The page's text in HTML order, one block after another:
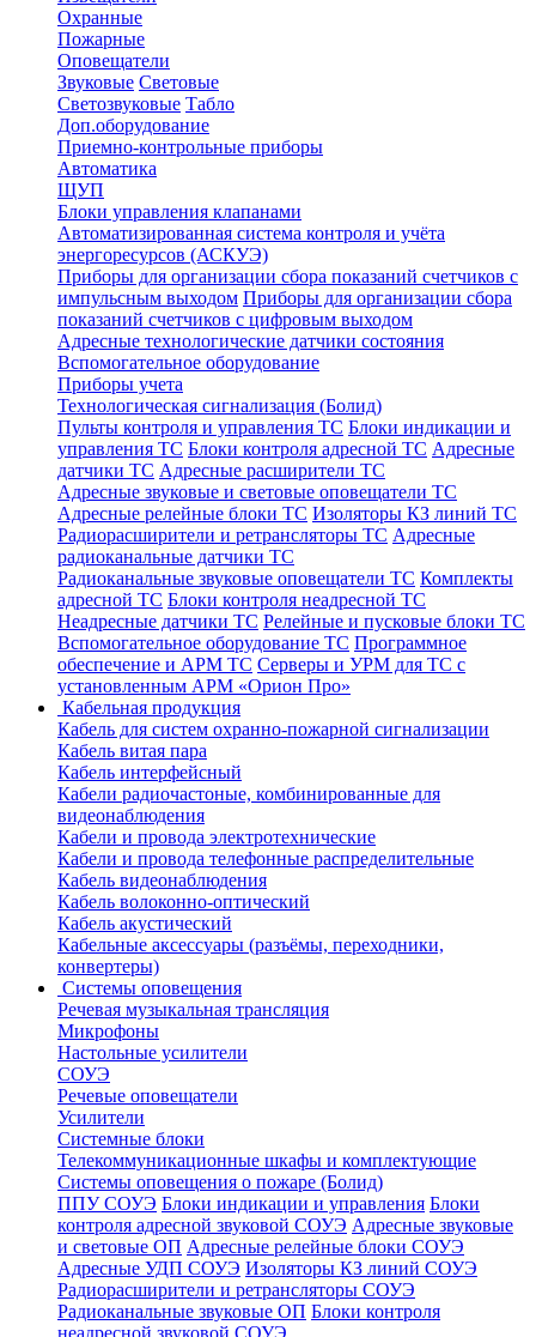
Охранные
Пожарные
Оповещатели
Звуковые Световые
Светозвуковые Табло
Доп.оборудование
Приемно-контрольные приборы
Автоматика
ЩУП
Блоки управления клапанами
Автоматизированная система контроля и учёта
энергоресурсов (АСКУЭ)
Приборы для организации сбора показаний счетчиков с
импульсным выходом Приборы для организации сбора
показаний счетчиков с цифровым выходом
Адресные технологические датчики состояния
Вспомогательное оборудование
Приборы учета
Технологическая сигнализация (Болид)
Пульты контроля и управления ТС Блоки индикации и
управления ТС Блоки контроля адресной ТС Адресные
датчики ТС Адресные расширители ТС
Адресные звуковые и световые оповещатели ТС
Адресные релейные блоки ТС Изоляторы КЗ линий ТС
Радиорасширители и ретрансляторы ТС Адресные
радиоканальные датчики ТС
Радиоканальные звуковые оповещатели ТС Комплекты
адресной ТС Блоки контроля неадресной ТС
Неадресные датчики ТС Релейные и пусковые блоки ТС
Вспомогательное оборудование ТС Программное
обеспечение и АРМ ТС Серверы и УРМ для ТС с
установленным АРМ «Орион Про»
Кабельная продукция
Кабель для систем охранно-пожарной сигнализации
Кабель витая пара
Кабель интерфейсный
Кабели радиочастоные, комбинированные для
видеонаблюдения
Кабели и провода электротехнические
Кабели и провода телефонные распределительные
Кабель видеонаблюдения
Кабель волоконно-оптический
Кабель акустический
Кабельные аксессуары (разъёмы, переходники,
конвертеры)
Системы оповещения
Речевая музыкальная трансляция
Микрофоны
Настольные усилители
СОУЭ
Речевые оповещатели
Усилители
Системные блоки
Телекоммуникационные шкафы и комплектующие
Системы оповещения о пожаре (Болид)
ППУ СОУЭ Блоки индикации и управления Блоки
контроля адресной звуковой СОУЭ Адресные звуковые
и световые ОП Адресные релейные блоки СОУЭ
Адресные УДП СОУЭ Изоляторы КЗ линий СОУЭ
Радиорасширители и ретрансляторы СОУЭ
Радиоканальные звуковые ОП Блоки контроля
неадресной звуковой СОУЭ